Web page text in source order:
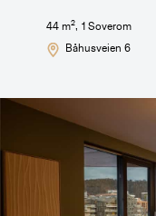
44 m2, 1 Soverom
Båhusveien 6